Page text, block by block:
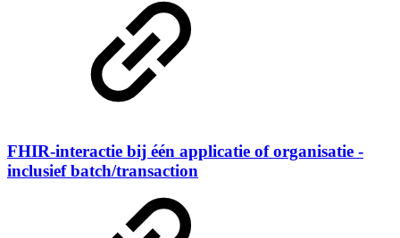
FHIR-interactie bij één applicatie of organisatie -
inclusief batch/transaction